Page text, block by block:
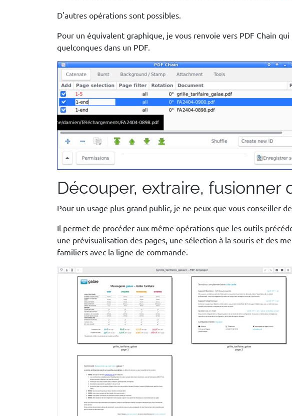
D'autres opérations sont possibles.
Pour un équivalent graphique, je vous renvoie vers PDF Chain
quelconques dans un PDF.
Découper, extraire, fusionner
Pour un usage plus grand public, je ne peux que vous conseiller
Il permet de procéder aux même opérations que les outils
une prévisualisation des pages, une sélection à la souris et des
familiers avec la ligne de commande.